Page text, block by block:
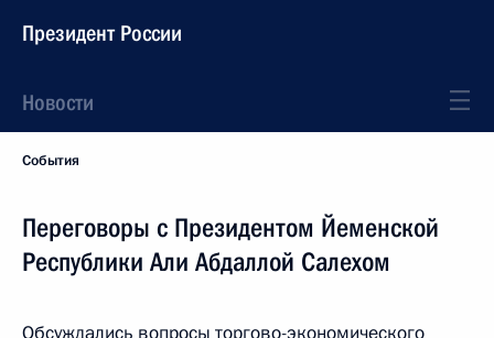
Президент России
Новости
События
Переговоры с Президентом Йеменской
Республики Али Абдаллой Салехом